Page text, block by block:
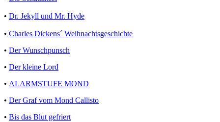
• Dr. Jekyll und Mr. Hyde
• Charles Dickens´ Weihnachtsgeschichte
• Der Wunschpunsch
• Der kleine Lord
• ALARMSTUFE MOND
• Der Graf vom Mond Callisto
• Bis das Blut gefriert